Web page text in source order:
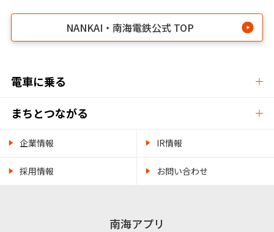
NANKAI・南海電鉄公式 TOP
電車に乗る
まちとつながる
企業情報 IR情報
採用情報 お問い合わせ
南海アプリ